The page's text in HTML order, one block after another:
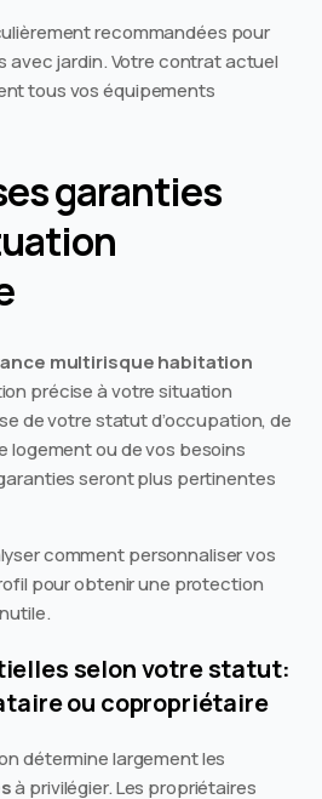
recommandées pour
avec jardin. Votre contrat actuel
tous vos équipements
garanties
multirisque habitation
précise à votre situation
de votre statut d’occupation, de
logement ou de vos besoins
seront plus pertinentes
comment personnaliser vos
pour obtenir une protection
selon votre statut:
ou copropriétaire
détermine largement les
à privilégier. Les propriétaires